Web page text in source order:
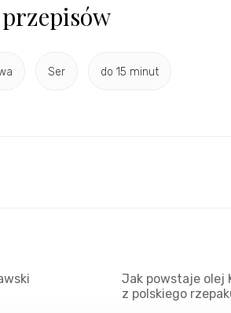
Ser do 15 minut
Jak powstaje olej
z polskiego